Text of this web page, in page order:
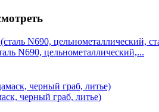
N690, цельнометаллический,...
черный граб, литье)